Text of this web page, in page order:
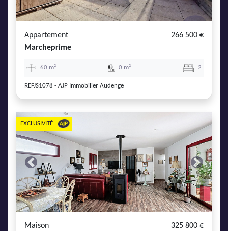
Appartement
266 500 €
Marcheprime
60 m² 0 m² 2
REFJS1078 - AJP Immobilier Audenge
Previous Next
EXCLUSIVITÉ
Maison
325 800 €